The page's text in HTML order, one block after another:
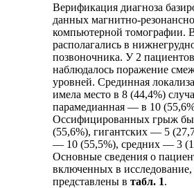
Верификация диагноза
данных магнитно-
компьютерной томографии.
располагались в
позвоночника. У 2 пациентов
наблюдалось поражение
уровней. Срединная
имела место в 8 (44,4%)
парамедианная — в 10
Оссифицированных грыж
(55,6%), гигантских — 5
— 10 (55,5%), средних — 3
Основные сведения о
включенных в исследование,
представлены втабл. 1.